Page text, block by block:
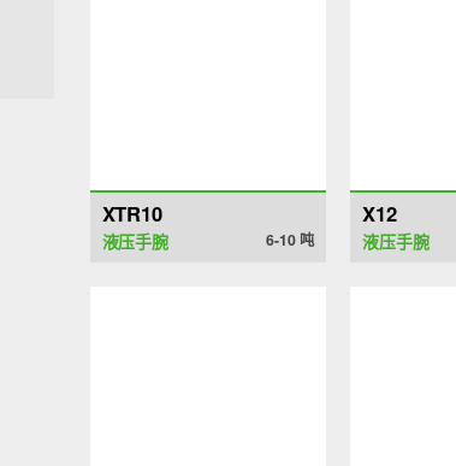
XTR10
液压手腕 6-10 吨
X12
液压手腕